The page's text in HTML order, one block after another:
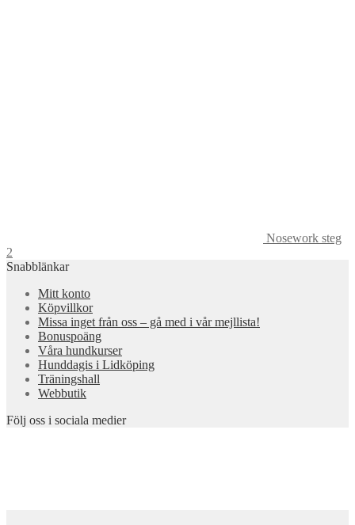
Nosework steg
2
Snabblänkar
Mitt konto
Köpvillkor
Missa inget från oss – gå med i vår mejllista!
Bonuspoäng
Våra hundkurser
Hunddagis i Lidköping
Träningshall
Webbutik
Följ oss i sociala medier